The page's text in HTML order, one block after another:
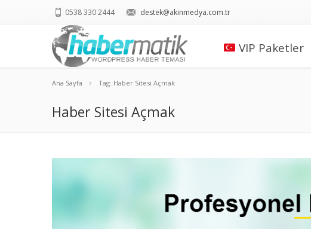
destek@akinmedya.com.tr
0538 330 2444
VIP Paketler
Ana Sayfa Tag: Haber Sitesi Açmak
Haber Sitesi Açmak